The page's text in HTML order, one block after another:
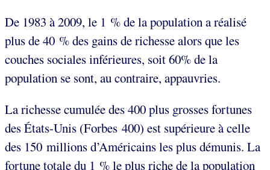
De 1983 à 2009, le 1 % de la population a réalisé
plus de 40 % des gains de richesse alors que les
couches sociales inférieures, soit 60% de la
population se sont, au contraire, appauvries.
La richesse cumulée des 400 plus grosses fortunes
des États-Unis (Forbes 400) est supérieure à celle
des 150 millions d’Américains les plus démunis. La
fortune totale du 1 % le plus riche de la population